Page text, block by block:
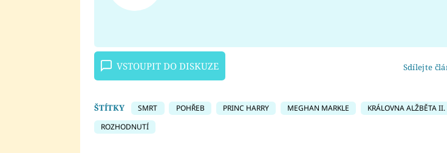
VSTOUPIT DO DISKUZE Sdílejte
ŠTÍTKY SMRT POHŘEB PRINC HARRY MEGHAN MARKLE
KRÁLOVNA ALŽBĚTA II.
ROZHODNUTÍ